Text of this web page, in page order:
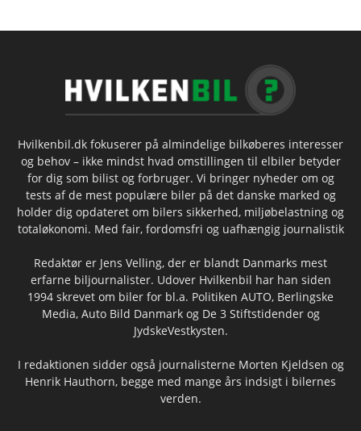
Hvilkenbil.dk fokuserer på almindelige bilkøberes interesser
og behov – ikke mindst hvad omstillingen til elbiler betyder
for dig som bilist og forbruger. Vi bringer nyheder om og
tests af de mest populære biler på det danske marked og
holder dig opdateret om bilers sikkerhed, miljøbelastning og
totaløkonomi. Med fair, fordomsfri og uafhængig journalistik
Redaktør er Jens Velling, der er blandt Danmarks mest
erfarne biljournalister. Udover Hvilkenbil har han siden
1994 skrevet om biler for bl.a. Politiken AUTO, Berlingske
Media, Auto Bild Danmark og De 3 Stiftstidender og
JydskeVestkysten.
I redaktionen sidder også journalisterne Morten Kjeldsen og
Henrik Hauthorn, begge med mange års indsigt i bilernes
verden.